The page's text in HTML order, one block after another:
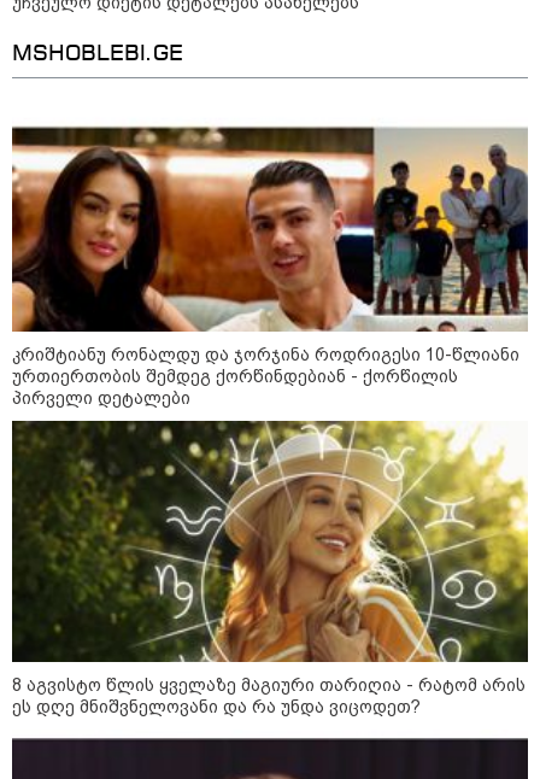
22:45 / 07-08-2026
14 წლის მოზარდმა საკუთარი
პაპა და ბებია მოკლა, შემდეგ კი
სკოლაში ცეცხლი გახსნა - რა
დეტალები ხდება ცნობილი
ბანგკოკში მომხდარი
ტრაგედიიდან
ევროპაში საწვავის ფასები
მკვეთრად შეიცვალა - რომელ
ქვეყნებშია ბენზინი ყველაზე
ძვირი და ყველაზე იაფი
09:52 / 07-08-2026
"რაკეტები ჩვენც გვჭირდება" -
დონალდ ტრამპი უკრაინისთვის
Patriot-ის რაკეტების გაგზავნაზე
MSHOBLEBI.GE
კრიშტიანუ რონალდუ და ჯორჯინა როდრიგესი 10-წლიანი
ურთიერთობის შემდეგ ქორწინდებიან - ქორწილის
პირველი დეტალები
8 აგვისტო წლის ყველაზე მაგიური თარიღია - რატომ არის
ეს დღე მნიშვნელოვანი და რა უნდა ვიცოდეთ?